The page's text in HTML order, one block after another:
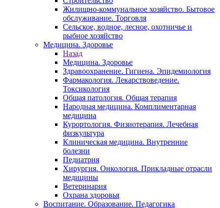
Жилищно-коммунальное хозяйство. Бытовое
обслуживание. Торговля
Сельское, водное, лесное, охотничье и
рыбное хозяйство
Медицина. Здоровье
Назад
Медицина. Здоровье
Здравоохранение. Гигиена. Эпидемиология
Фармакология. Лекарствоведение.
Токсикология
Общая патология. Общая терапия
Народная медицина. Комплиментарная
медицина
Курортология. Физиотерапия. Лечебная
физкультура
Клиническая медицина. Внутренние
болезни
Педиатрия
Хирургия. Онкология. Прикладные отрасли
медицины
Ветеринария
Охрана здоровья
Воспитание. Образование. Педагогика